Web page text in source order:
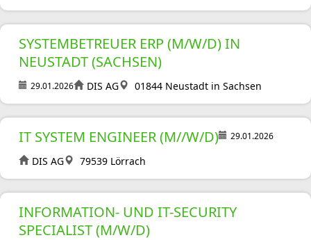
SYSTEMBETREUER ERP (M/W/D) IN
NEUSTADT (SACHSEN)
29.01.2026 DIS AG 01844 Neustadt in Sachsen
IT SYSTEM ENGINEER (M//W/D) 29.01.2026
DIS AG 79539 Lörrach
INFORMATION- UND IT-SECURITY
SPECIALIST (M/W/D)